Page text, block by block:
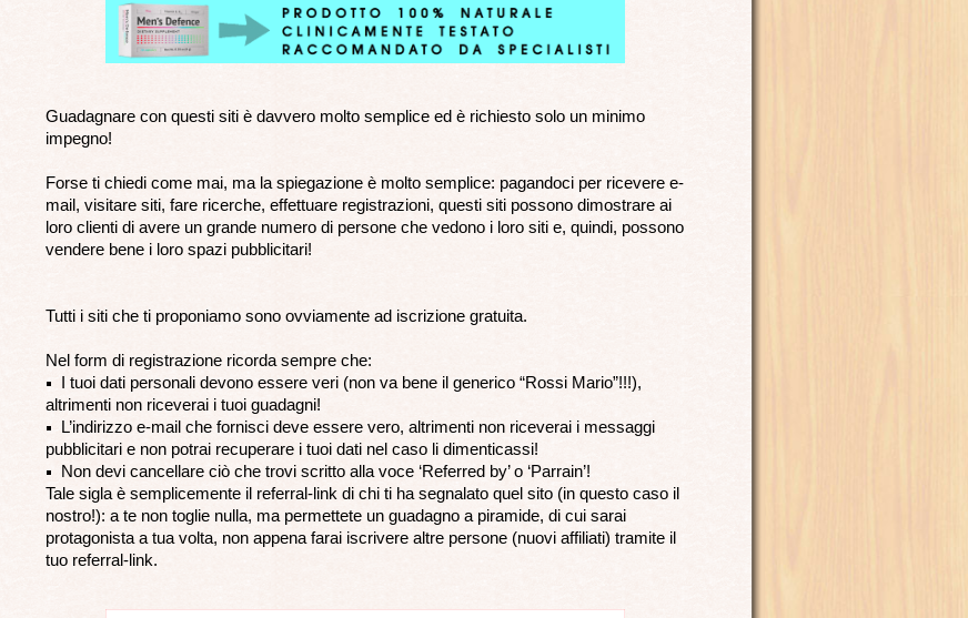
Guadagnare con questi siti è davvero molto semplice ed è richiesto solo un minimo
impegno!
Forse ti chiedi come mai, ma la spiegazione è molto semplice: pagandoci per ricevere e-
mail, visitare siti, fare ricerche, effettuare registrazioni, questi siti possono dimostrare ai
loro clienti di avere un grande numero di persone che vedono i loro siti e, quindi, possono
vendere bene i loro spazi pubblicitari!
Tutti i siti che ti proponiamo sono ovviamente ad iscrizione gratuita.
Nel form di registrazione ricorda sempre che:
I tuoi dati personali devono essere veri (non va bene il generico “Rossi Mario”!!!),
altrimenti non riceverai i tuoi guadagni!
L’indirizzo e-mail che fornisci deve essere vero, altrimenti non riceverai i messaggi
pubblicitari e non potrai recuperare i tuoi dati nel caso li dimenticassi!
Non devi cancellare ciò che trovi scritto alla voce ‘Referred by’ o ‘Parrain’!
Tale sigla è semplicemente il referral-link di chi ti ha segnalato quel sito (in questo caso il
nostro!): a te non toglie nulla, ma permettete un guadagno a piramide, di cui sarai
protagonista a tua volta, non appena farai iscrivere altre persone (nuovi affiliati) tramite il
tuo referral-link.